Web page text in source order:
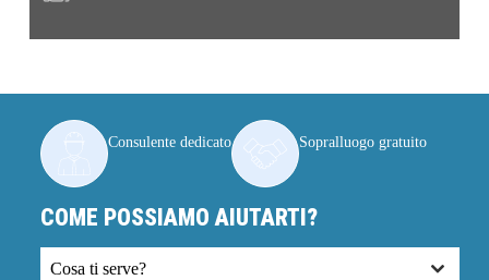
Consulente dedicato Sopralluogo gratuito
COME POSSIAMO AIUTARTI?
Cosa ti serve?